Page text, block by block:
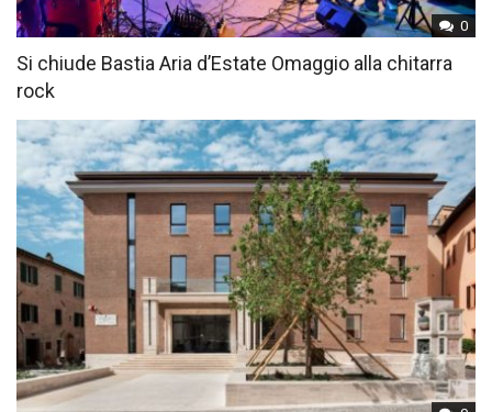
0
Si chiude Bastia Aria d’Estate Omaggio alla chitarra
rock